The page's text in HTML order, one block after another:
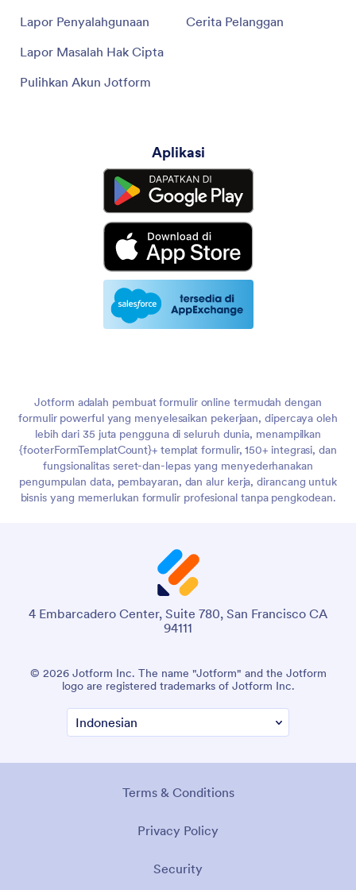
Lapor Penyalahgunaan
Lapor Masalah Hak Cipta
Pulihkan Akun Jotform
Cerita Pelanggan
Aplikasi
Jotform adalah pembuat formulir online termudah dengan
formulir powerful yang menyelesaikan pekerjaan, dipercaya oleh
lebih dari 35 juta pengguna di seluruh dunia, menampilkan
{footerFormTemplatCount}+ templat formulir, 150+ integrasi, dan
fungsionalitas seret-dan-lepas yang menyederhanakan
pengumpulan data, pembayaran, dan alur kerja, dirancang untuk
bisnis yang memerlukan formulir profesional tanpa pengkodean.
4 Embarcadero Center, Suite 780, San Francisco CA
94111
© 2026 Jotform Inc. The name "Jotform" and the Jotform
logo are registered trademarks of Jotform Inc.
Terms & Conditions
Privacy Policy
Security